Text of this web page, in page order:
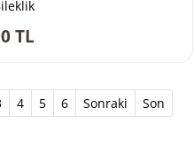
TL
4 5 6 Sonraki Son